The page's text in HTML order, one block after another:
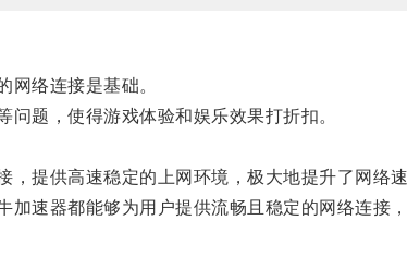
络连接是基础。
题，使得游戏体验和娱乐效果打折扣。
供高速稳定的上网环境，极大地提升了网络速
器都能够为用户提供流畅且稳定的网络连接，